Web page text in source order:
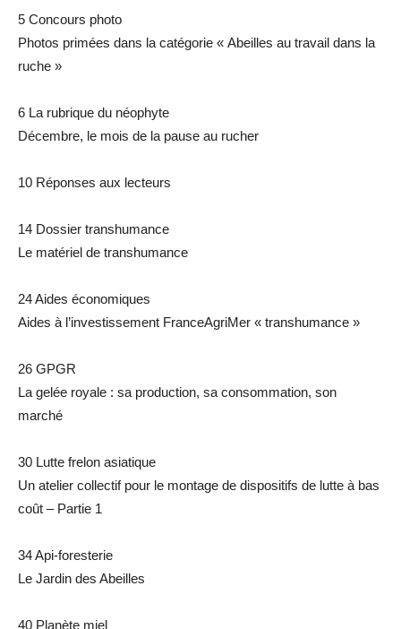
5 Concours photo
Photos primées dans la catégorie « Abeilles au travail dans la
ruche »
6 La rubrique du néophyte
Décembre, le mois de la pause au rucher
10 Réponses aux lecteurs
14 Dossier transhumance
Le matériel de transhumance
24 Aides économiques
Aides à l’investissement FranceAgriMer « transhumance »
26 GPGR
La gelée royale : sa production, sa consommation, son
marché
30 Lutte frelon asiatique
Un atelier collectif pour le montage de dispositifs de lutte à bas
coût – Partie 1
34 Api-foresterie
Le Jardin des Abeilles
40 Planète miel